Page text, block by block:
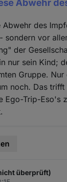
Abwehr
Abwehr des
sondern vor
der
nur sein Kind;
Gruppe. Nur
noch. Das trifft
Ego-Trip-Eso's
überprüft)